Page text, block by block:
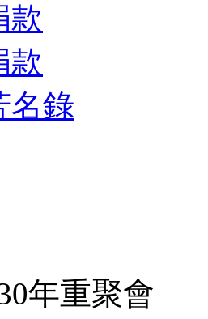
款
款
名錄
年重聚會